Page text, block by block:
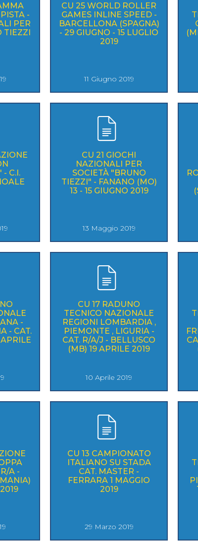
-
PER
TIEZZI
CU 25 WORLD ROLLER
GAMES INLINE SPEED -
BARCELLONA (SPAGNA)
- 29 GIUGNO - 15 LUGLIO
2019
11 Giugno 2019
- C.I.
CU 21 GIOCHI
NAZIONALI PER
SOCIETÀ "BRUNO
TIEZZI" - FANANO (MO)
13 - 15 GIUGNO 2019
13 Maggio 2019
-
- CAT.
CU 17 RADUNO
TECNICO NAZIONALE
REGIONI LOMBARDIA ,
PIEMONTE , LIGURIA -
CAT. R/A/J - BELLUSCO
(MB) 19 APRILE 2019
10 Aprile 2019
A -
CU 13 CAMPIONATO
ITALIANO SU STADA
CAT. MASTER -
FERRARA 1 MAGGIO
2019
29 Marzo 2019